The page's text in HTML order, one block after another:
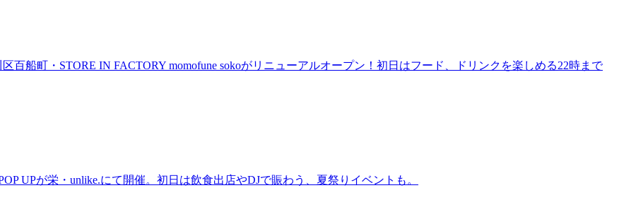
船町・STORE IN FACTORY momofune sokoがリニューアルオープン！初日はフード、ドリンクを楽しめる22時まで
UPが栄・unlike.にて開催。初日は飲食出店やDJで賑わう、夏祭りイベントも。